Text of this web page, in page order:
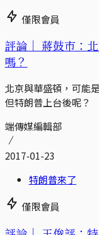
僅限會員
評論｜ 蔣鼓市：
嗎？
北京與華盛頓，可能
但特朗普上台後呢？
端傳媒編輯部
2017-01-23
特朗普來了
僅限會員